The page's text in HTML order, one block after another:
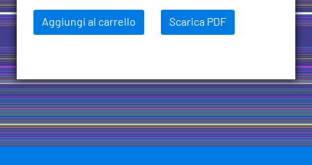
Aggiungi al carrello Scarica PDF